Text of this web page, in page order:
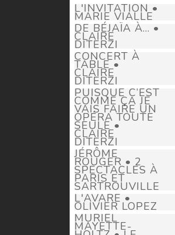
L'INVITATION •
MARIE VIALLE
DE BÉJAÏA À... •
CLAIRE
DITERZI
CONCERT À
TABLE •
CLAIRE
DITERZI
PUISQUE C’EST
COMME ÇA JE
VAIS FAIRE UN
OPÉRA TOUTE
SEULE •
CLAIRE
DITERZI
JÉRÔME
ROUGER • 2
SPECTACLES À
PARIS ET
SARTROUVILLE
L'AVARE •
OLIVIER LOPEZ
MURIEL
MAYETTE-